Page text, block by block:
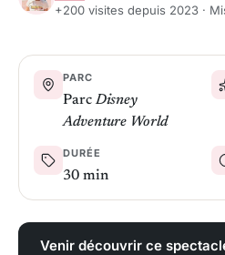
+200 visites depuis 2023 ·
PARC
ParcDisney
Adventure World
DURÉE
30 min
Venir découvrir ce